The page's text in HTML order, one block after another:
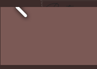
Boutique